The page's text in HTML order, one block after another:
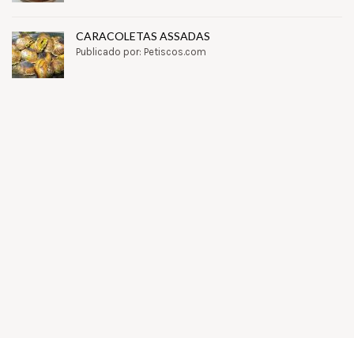
CARACOLETAS ASSADAS
Publicado por: Petiscos.com